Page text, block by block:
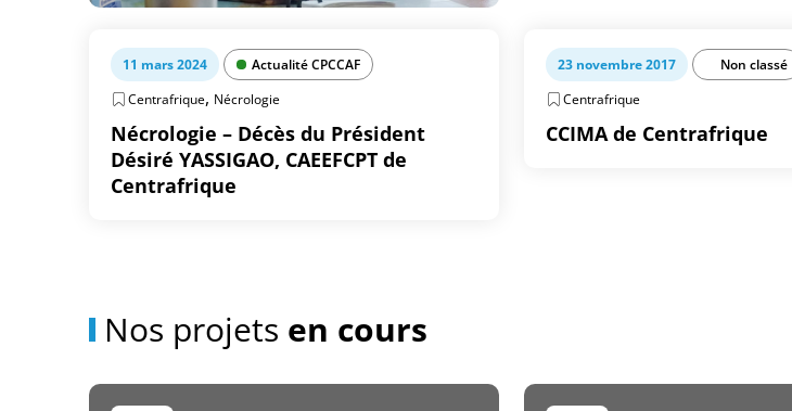
11 mars 2024
Actualité CPCCAF
Centrafrique, Nécrologie
Nécrologie – Décès du Président
Désiré YASSIGAO, CAEEFCPT de
Centrafrique
23 novembre 2017
Non classé
Centrafrique
CCIMA de Centrafrique
Nos projets en cours